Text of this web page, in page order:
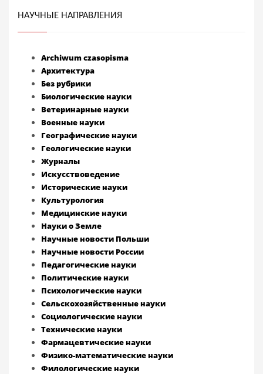
НАУЧНЫЕ НАПРАВЛЕНИЯ
Archiwum czasopisma
Архитектура
Без рубрики
Биологические науки
Ветеринарные науки
Военные науки
Географические науки
Геологические науки
Журналы
Искусствоведение
Исторические науки
Культурология
Медицинские науки
Науки о Земле
Научные новости Польши
Научные новости России
Педагогические науки
Политические науки
Психологические науки
Сельскохозяйственные науки
Социологические науки
Технические науки
Фармацевтические науки
Физико-математические науки
Филологические науки